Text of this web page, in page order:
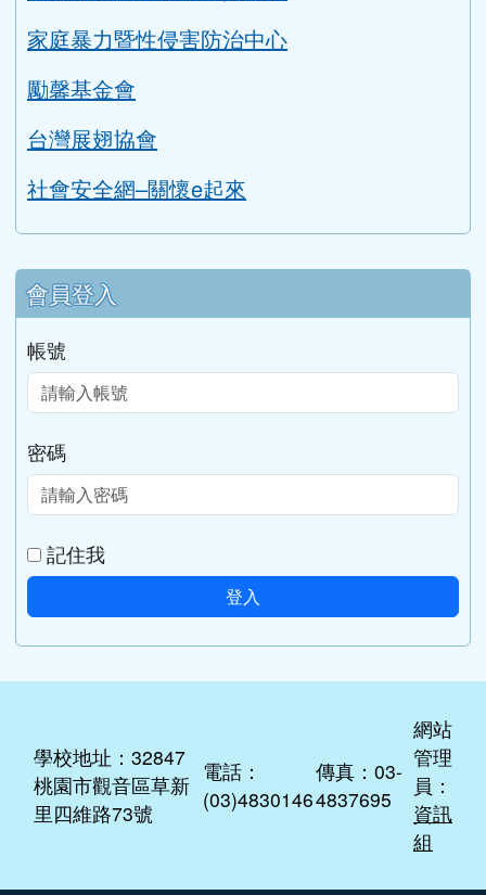
草漯國中性平專區
教育部性別平等全球資訊網
家庭暴力暨性侵害防治中心
勵馨基金會
台灣展翅協會
社會安全網–關懷e起來
會員登入
帳號
密碼
記住我
網站
管理